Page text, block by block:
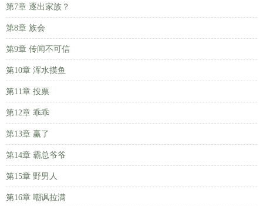
第7章 逐出家族？
第8章 族会
第9章 传闻不可信
第10章 浑水摸鱼
第11章 投票
第12章 乖乖
第13章 赢了
第14章 霸总爷爷
第15章 野男人
第16章 嘲讽拉满